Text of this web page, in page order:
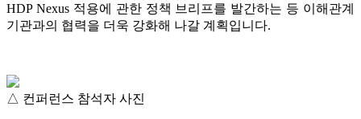
HDP Nexus 적용에 관한 정책 브리프를 발간하는 등 이해관계
기관과의 협력을 더욱 강화해 나갈 계획입니다.
△ 컨퍼런스 참석자 사진